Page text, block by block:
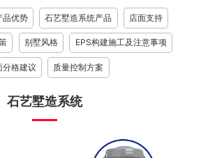
品优势 石艺墅造系统产品 店面支持
别墅风格 EPS构建施工及注意事项
分格建议 质量控制方案
石艺墅造系统